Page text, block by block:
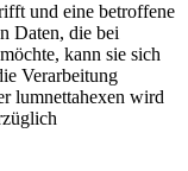
und eine betroffene
Daten, die bei
kann sie sich
Verarbeitung
lumnettahexen wird